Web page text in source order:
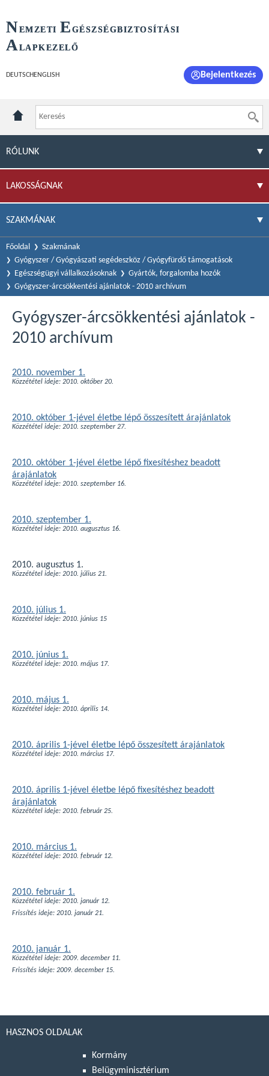
NEMZETI E GÉSZSÉGBIZTOSÍTÁSI
ALAPKEZELŐ
DEUTSCH ENGLISH Bejelentkezés
RÓLUNK
LAKOSSÁGNAK
SZAKMÁNAK
Főoldal
Szakmának
Gyógyszer / Gyógyászati segédeszköz / Gyógyfürdő támogatások
Egészségügyi vállalkozásoknak
Gyártók, forgalomba hozók
Gyógyszer-árcsökkentési ajánlatok - 2010 archívum
Gyógyszer-árcsökkentési ajánlatok -
2010 archívum
2010. november 1.
Közzététel ideje: 2010. október 20.
2010. október 1-jével életbe lépő összesített árajánlatok
Közzététel ideje: 2010. szeptember 27.
2010. október 1-jével életbe lépő fixesítéshez beadott
árajánlatok
Közzététel ideje: 2010. szeptember 16.
2010. szeptember 1.
Közzététel ideje: 2010. augusztus 16.
2010. augusztus 1.
Közzététel ideje: 2010. július 21.
2010. július 1.
Közzététel ideje: 2010. június 15
2010. június 1.
Közzététel ideje: 2010. május 17.
2010. május 1.
Közzététel ideje: 2010. április 14.
2010. április 1-jével életbe lépő összesített árajánlatok
Közzététel ideje: 2010. március 17.
2010. április 1-jével életbe lépő fixesítéshez beadott
árajánlatok
Közzététel ideje: 2010. február 25.
2010. március 1.
Közzététel ideje: 2010. február 12.
2010. február 1.
Közzététel ideje: 2010. január 12.
Frissítés ideje: 2010. január 21.
2010. január 1.
Közzététel ideje: 2009. december 11.
Frissítés ideje: 2009. december 15.
HASZNOS OLDALAK
Kormány
Belügyminisztérium